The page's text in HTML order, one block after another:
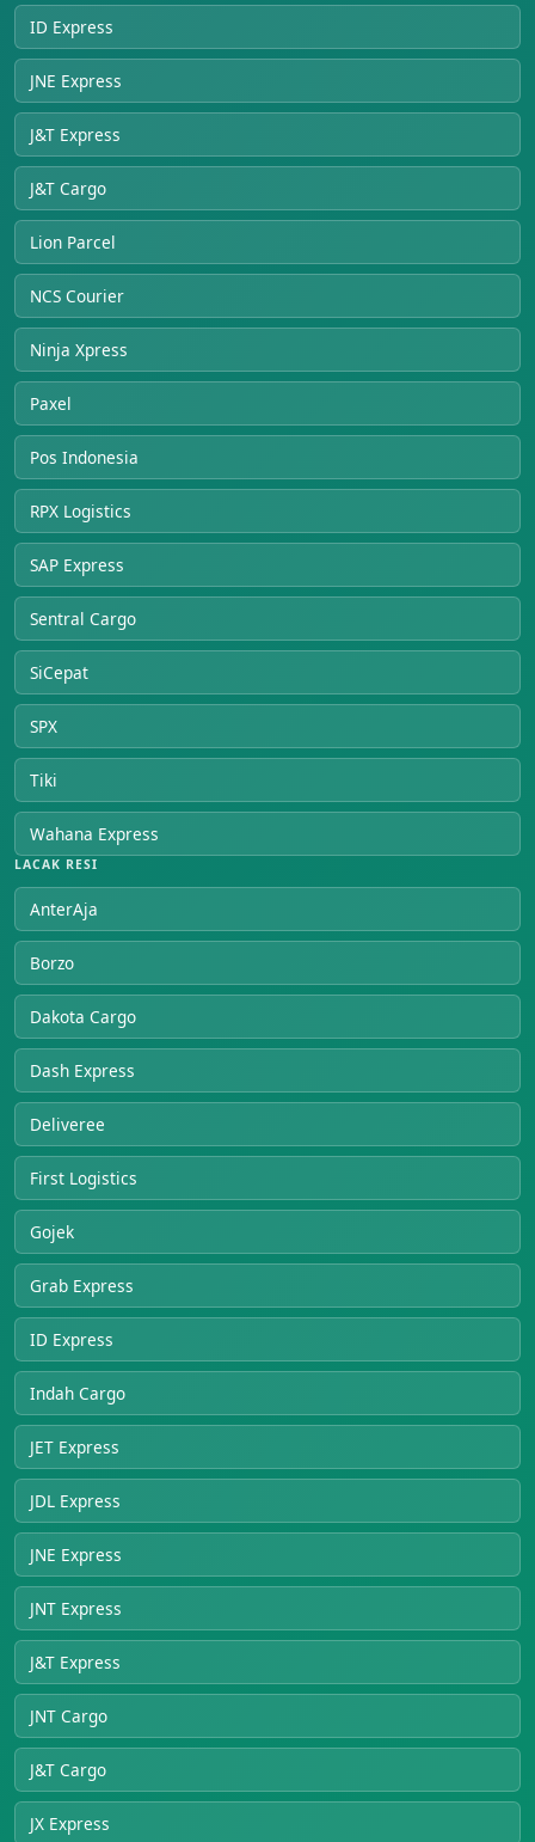
ID Express
JNE Express
J&T Express
J&T Cargo
Lion Parcel
NCS Courier
Ninja Xpress
Paxel
Pos Indonesia
RPX Logistics
SAP Express
Sentral Cargo
SiCepat
SPX
Tiki
Wahana Express
LACAK RESI
AnterAja
Borzo
Dakota Cargo
Dash Express
Deliveree
First Logistics
Gojek
Grab Express
ID Express
Indah Cargo
JET Express
JDL Express
JNE Express
JNT Express
J&T Express
JNT Cargo
J&T Cargo
JX Express